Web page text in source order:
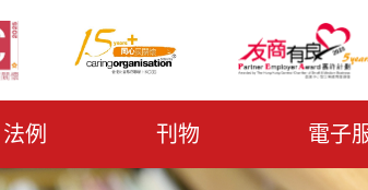
法例 刊物 電子